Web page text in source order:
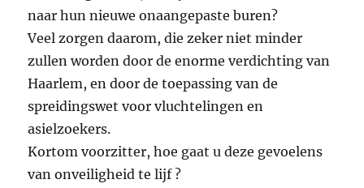
naar hun nieuwe onaangepaste buren?
Veel zorgen daarom, die zeker niet minder
zullen worden door de enorme verdichting van
Haarlem, en door de toepassing van de
spreidingswet voor vluchtelingen en
asielzoekers.
Kortom voorzitter, hoe gaat u deze gevoelens
van onveiligheid te lijf ?